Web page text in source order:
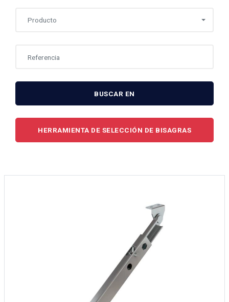
Producto
BUSCAR EN
HERRAMIENTA DE SELECCIÓN DE BISAGRAS